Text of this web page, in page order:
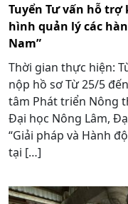
Tuyển Tư vấn hỗ
hình quản lý các
Nam”
Thời gian thực hiện:
nộp hồ sơ Từ 25/5
tâm Phát triển Nông
Đại học Nông Lâm,
“Giải pháp và Hành
tại […]